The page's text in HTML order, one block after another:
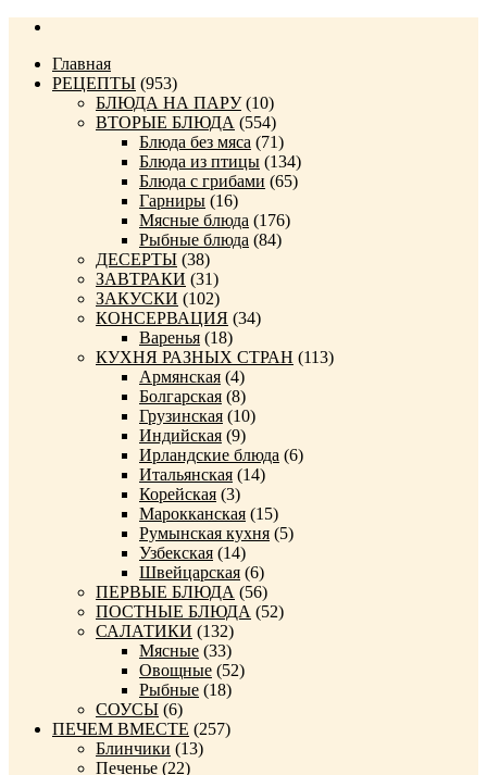
Главная
РЕЦЕПТЫ (953)
БЛЮДА НА ПАРУ(10)
ВТОРЫЕ БЛЮДА (554)
Блюда без мяса (71)
Блюда из птицы (134)
Блюда с грибами (65)
Гарниры (16)
Мясные блюда (176)
Рыбные блюда (84)
ДЕСЕРТЫ (38)
ЗАВТРАКИ (31)
ЗАКУСКИ (102)
КОНСЕРВАЦИЯ (34)
Варенья (18)
КУХНЯ РАЗНЫХ СТРАН (113)
Армянская (4)
Болгарская (8)
Грузинская (10)
Индийская (9)
Ирландские блюда (6)
Итальянская (14)
Корейская (3)
Марокканская (15)
Румынская кухня (5)
Узбекская (14)
Швейцарская (6)
ПЕРВЫЕ БЛЮДА (56)
ПОСТНЫЕ БЛЮДА (52)
САЛАТИКИ (132)
Мясные (33)
Овощные (52)
Рыбные (18)
СОУСЫ (6)
ПЕЧЕМ ВМЕСТЕ (257)
Блинчики (13)
Печенье (22)